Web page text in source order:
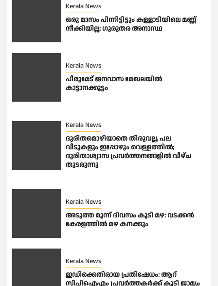
Kerala News
ഒരു മാസം പിന്നിട്ടിട്ടും കള്ളാടിയിലെ മണ്ണ്
നീക്കിയില്ല; ഗുരുതര അനാസ്ഥ
Kerala News
പീരുമേട് ജനവാസ മേഖലയിൽ
കാട്ടാനക്കൂട്ടം
Kerala News
ദുരിതമൊഴിയാതെ തിരുവല്ല, പല
വീടുകളും ഇപ്പോഴും വെള്ളത്തിൽ;
ദുരിതാശ്വാസ പ്രവർത്തനങ്ങളിൽ വീഴ്ച
തുടരുന്നു
Kerala News
അടുത്ത മൂന്ന് ദിവസം കൂടി മഴ: വടക്കൻ
കേരളത്തിൽ മഴ കനക്കും
Kerala News
ഇഡിക്കെതിരായ പ്രതിഷേധം: ആറ്
സിപിഐഎം പ്രവര്‍ത്തകര്‍ക്ക് കൂടി ജാമ്യം